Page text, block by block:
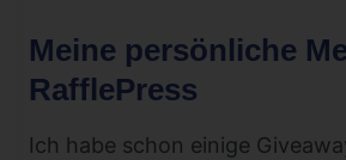
Meine persönliche
RafflePress
Ich habe schon einige